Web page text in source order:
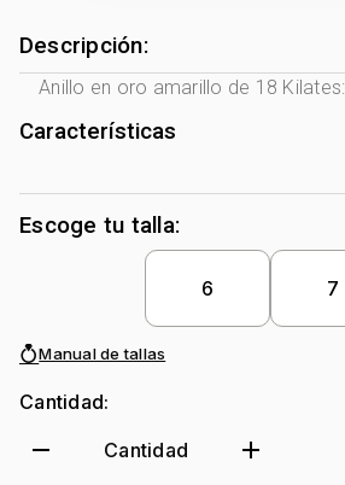
Descripción:
Anillo en oro amarillo de 18 Kilates:
Características
Género: Mujer
Tono Metal: Amarillo
Metal:
Franjas
Tipo de terminado:
Ninguno
Escoge tu talla:
6 7
Manual de tallas
Cantidad:
remove Cantidad add